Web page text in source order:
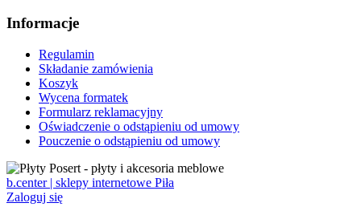
Informacje
Regulamin
Składanie zamówienia
Koszyk
Wycena formatek
Formularz reklamacyjny
Oświadczenie o odstąpieniu od umowy
Pouczenie o odstąpieniu od umowy
b.center | sklepy internetowe Piła
Zaloguj się